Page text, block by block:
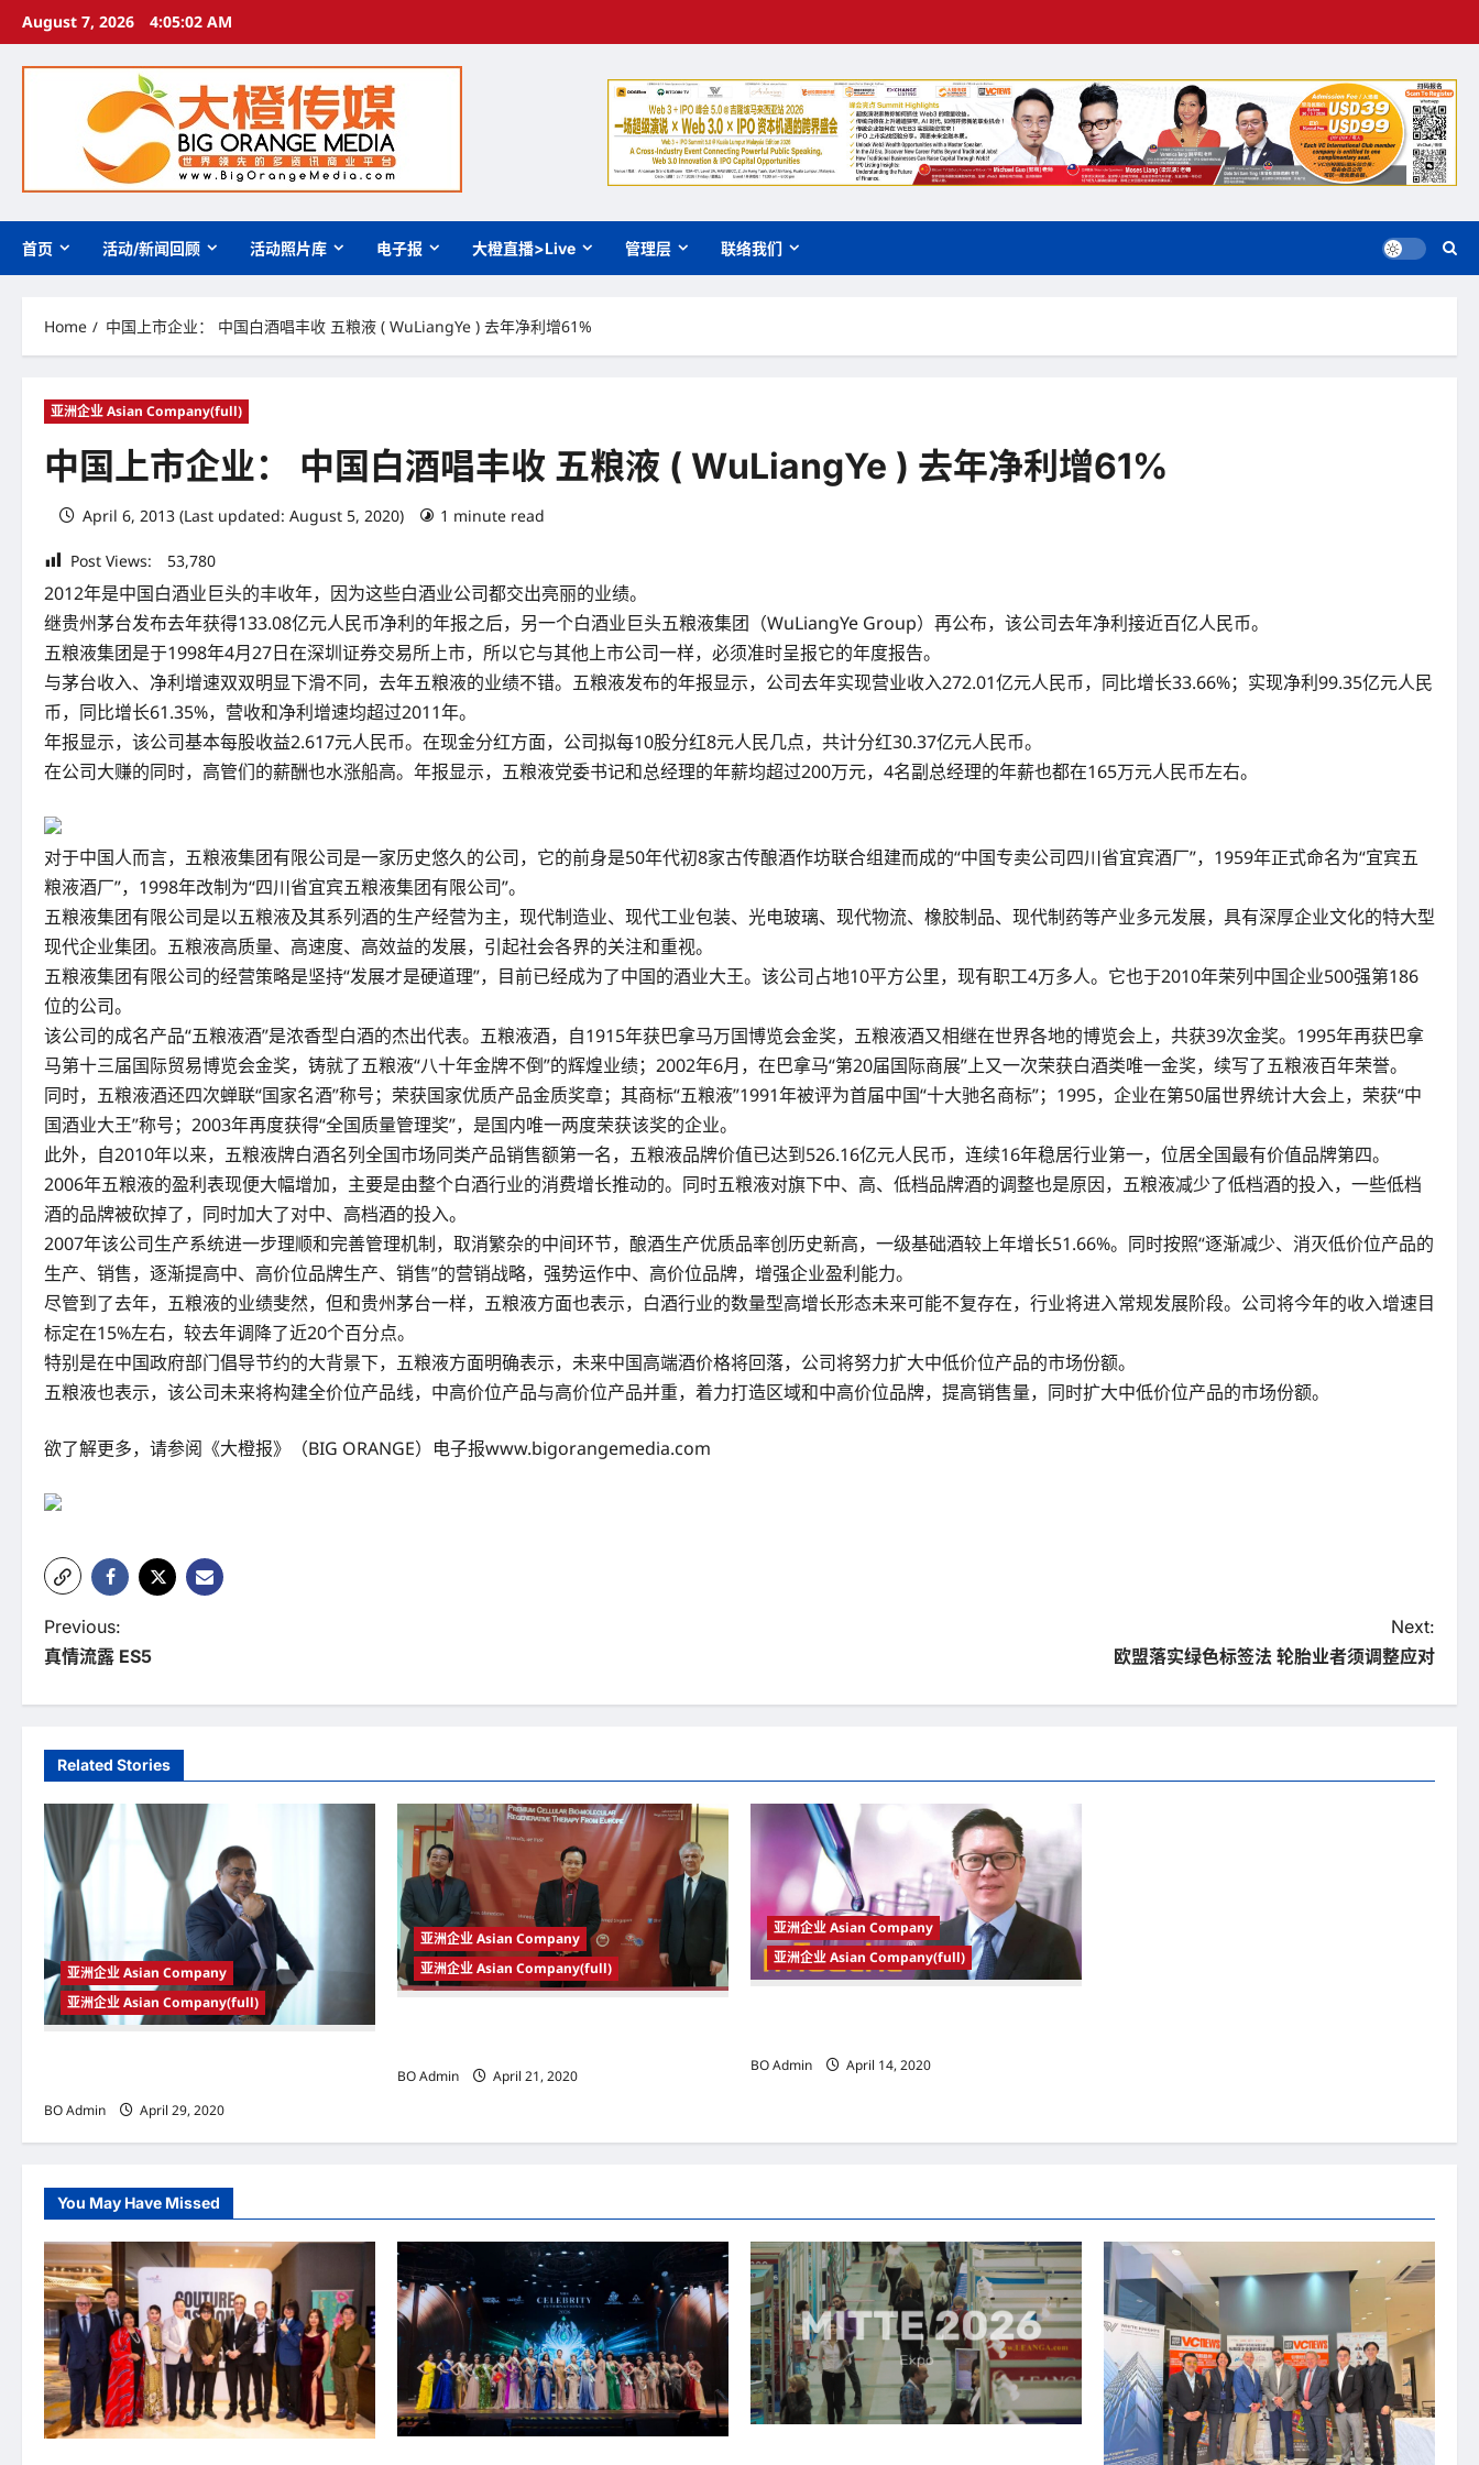
Skip
content
August 7, 2026 4:05:03 AM
首页 活动/新闻回顾 活动照片库 电子报 大橙直播>Live 管理层 联络我们
Home 中国上市企业： 中国白酒唱丰收 五粮液 ( WuLiangYe ) 去年净利增61%
亚洲企业 Asian Company(full)
中国上市企业： 中国白酒唱丰收 五粮液 ( WuLiangYe ) 去年净利增61%
April 6, 2013 (Last updated: August 5, 2020) 1 minute read
Post Views: 53,780
2012年是中国白酒业巨头的丰收年，因为这些白酒业公司都交出亮丽的业绩。
继贵州茅台发布去年获得133.08亿元人民币净利的年报之后，另一个白酒业巨头五粮液集团（WuLiangYe Group）再公布，该公司去年净利接近百亿人民币。
五粮液集团是于1998年4月27日在深圳证券交易所上市，所以它与其他上市公司一样，必须准时呈报它的年度报告。
与茅台收入、净利增速双双明显下滑不同，去年五粮液的业绩不错。五粮液发布的年报显示，公司去年实现营业收入272.01亿元人民币，同比增长33.66%；实现净利99.35亿元人民
币，同比增长61.35%，营收和净利增速均超过2011年。
年报显示，该公司基本每股收益2.617元人民币。在现金分红方面，公司拟每10股分红8元人民几点，共计分红30.37亿元人民币。
在公司大赚的同时，高管们的薪酬也水涨船高。年报显示，五粮液党委书记和总经理的年薪均超过200万元，4名副总经理的年薪也都在165万元人民币左右。
对于中国人而言，五粮液集团有限公司是一家历史悠久的公司，它的前身是50年代初8家古传酿酒作坊联合组建而成的“中国专卖公司四川省宜宾酒厂”，1959年正式命名为“宜宾五
粮液酒厂”，1998年改制为“四川省宜宾五粮液集团有限公司”。
五粮液集团有限公司是以五粮液及其系列酒的生产经营为主，现代制造业、现代工业包装、光电玻璃、现代物流、橡胶制品、现代制药等产业多元发展，具有深厚企业文化的特大型
现代企业集团。五粮液高质量、高速度、高效益的发展，引起社会各界的关注和重视。
五粮液集团有限公司的经营策略是坚持“发展才是硬道理”，目前已经成为了中国的酒业大王。该公司占地10平方公里，现有职工4万多人。它也于2010年荣列中国企业500强第186
位的公司。
该公司的成名产品“五粮液酒”是浓香型白酒的杰出代表。五粮液酒，自1915年获巴拿马万国博览会金奖，五粮液酒又相继在世界各地的博览会上，共获39次金奖。1995年再获巴拿
马第十三届国际贸易博览会金奖，铸就了五粮液“八十年金牌不倒”的辉煌业绩；2002年6月，在巴拿马“第20届国际商展”上又一次荣获白酒类唯一金奖，续写了五粮液百年荣誉。
同时，五粮液酒还四次蝉联“国家名酒”称号；荣获国家优质产品金质奖章；其商标“五粮液”1991年被评为首届中国“十大驰名商标”；1995，企业在第50届世界统计大会上，荣获“中
国酒业大王”称号；2003年再度获得“全国质量管理奖”，是国内唯一两度荣获该奖的企业。
此外，自2010年以来，五粮液牌白酒名列全国市场同类产品销售额第一名，五粮液品牌价值已达到526.16亿元人民币，连续16年稳居行业第一，位居全国最有价值品牌第四。
2006年五粮液的盈利表现便大幅增加，主要是由整个白酒行业的消费增长推动的。同时五粮液对旗下中、高、低档品牌酒的调整也是原因，五粮液减少了低档酒的投入，一些低档
酒的品牌被砍掉了，同时加大了对中、高档酒的投入。
2007年该公司生产系统进一步理顺和完善管理机制，取消繁杂的中间环节，酿酒生产优质品率创历史新高，一级基础酒较上年增长51.66%。同时按照“逐渐减少、消灭低价位产品的
生产、销售，逐渐提高中、高价位品牌生产、销售”的营销战略，强势运作中、高价位品牌，增强企业盈利能力。
尽管到了去年，五粮液的业绩斐然，但和贵州茅台一样，五粮液方面也表示，白酒行业的数量型高增长形态未来可能不复存在，行业将进入常规发展阶段。公司将今年的收入增速目
标定在15%左右，较去年调降了近20个百分点。
特别是在中国政府部门倡导节约的大背景下，五粮液方面明确表示，未来中国高端酒价格将回落，公司将努力扩大中低价位产品的市场份额。
五粮液也表示，该公司未来将构建全价位产品线，中高价位产品与高价位产品并重，着力打造区域和中高价位品牌，提高销售量，同时扩大中低价位产品的市场份额。
欲了解更多，请参阅《大橙报》（BIG ORANGE）电子报www.bigorangemedia.com
P
o
s
t
n
a
v
g
a
t
o
n
Previous:
真情流露 ES5
Next:
欧盟落实绿色标签法 轮胎业者须调整应对
Related Stories
亚洲企业 Asian Company
亚洲企业 Asian Company(full)
BO Admin
April 29, 2020
亚洲企业 Asian Company
亚洲企业 Asian Company(full)
BO Admin
April 21, 2020
亚洲企业 Asian Company
亚洲企业 Asian Company(full)
BO Admin
April 14, 2020
You May Have Missed